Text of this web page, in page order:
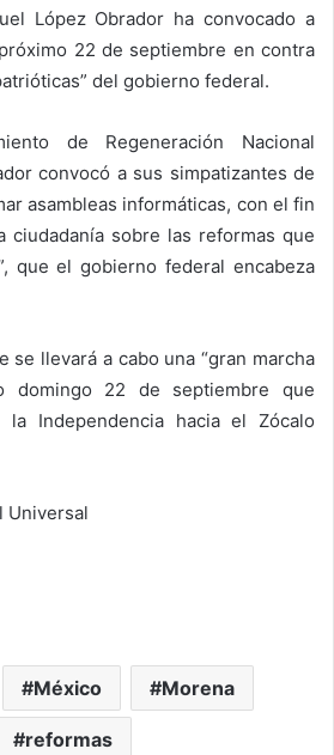
López Obrador ha convocado a
22 de septiembre en contra
del gobierno federal.
de Regeneración Nacional
convocó a sus simpatizantes de
asambleas informáticas, con el fin
ciudadanía sobre las reformas que
que el gobierno federal encabeza
se llevará a cabo una “gran marcha
domingo 22 de septiembre que
Independencia hacia el Zócalo
Universal
México Morena
reformas